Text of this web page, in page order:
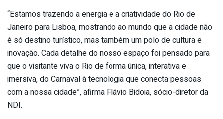
“Estamos trazendo a energia e a criatividade do Rio de
Janeiro para Lisboa, mostrando ao mundo que a cidade não
é só destino turístico, mas também um polo de cultura e
inovação. Cada detalhe do nosso espaço foi pensado para
que o visitante viva o Rio de forma única, interativa e
imersiva, do Carnaval à tecnologia que conecta pessoas
com a nossa cidade”, afirma Flávio Bidoia, sócio-diretor da
NDI.